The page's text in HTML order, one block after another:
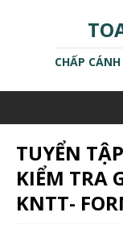
CHẤP
TUYỂN
KIỂM TRA
KNTT-